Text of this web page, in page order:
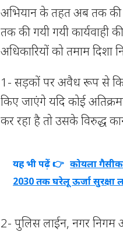
अभियान के तहत अब तक की
तक की गयी गयी कार्यवाही
अधिकारियों को तमाम दिशा
1- सड़कों पर अवैध रूप से
किए जाएंगे यदि कोई
कर रहा है तो उसके विरुद्ध
यह भी पढ़ें 👉 कोयला
2030 तक घरेलू ऊर्जा सुरक्षा
2- पुलिस लाईन, नगर निगम